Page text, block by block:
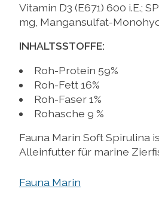
Vitamin D3 (E671) 600 i.E.;
mg, Mangansulfat-
INHALTSSTOFFE:
Roh-Protein 59%
Roh-Fett 16%
Roh-Faser 1%
Rohasche 9 %
Fauna Marin Soft Spirulina
Alleinfutter für marine
Fauna Marin